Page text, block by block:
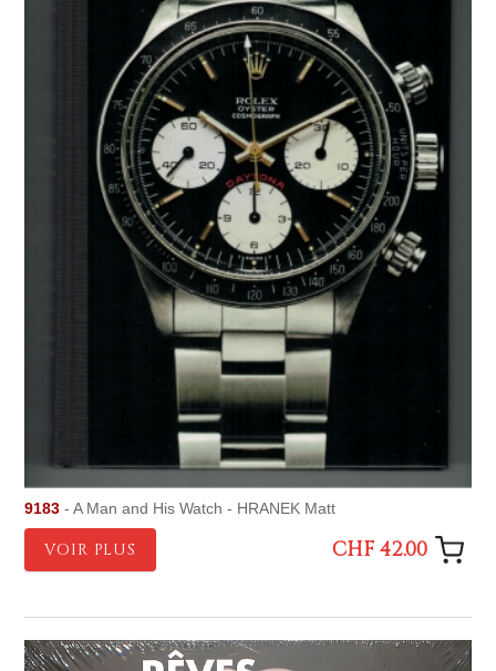
9183 - A Man and His Watch - HRANEK Matt
VOIR PLUS CHF 42.00